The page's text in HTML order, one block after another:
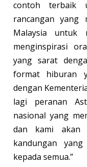
contoh terbaik
rancangan yang
Malaysia untuk
menginspirasi
yang sarat
format hiburan
dengan
lagi peranan
nasional yang
dan kami akan
kandungan
kepada semua.”